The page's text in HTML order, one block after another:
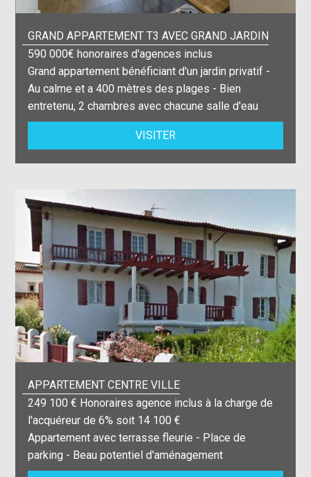
GRAND APPARTEMENT T3 AVEC GRAND JARDIN
590 000€ honoraires d'agences inclus
Grand appartement bénéficiant d'un jardin privatif -
Au calme et a 400 mètres des plages - Bien
entretenu, 2 chambres avec chacune salle d'eau
VISITER
APPARTEMENT CENTRE VILLE
249 100 € Honoraires agence inclus à la charge de
l'acquéreur de 6% soit 14 100 €
Appartement avec terrasse fleurie - Place de
parking - Beau potentiel d'aménagement